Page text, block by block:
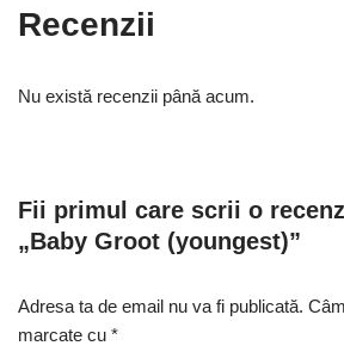
Recenzii
Nu există recenzii până acum.
Fii primul care scrii o
„Baby Groot (youngest)”
Adresa ta de email nu va fi publicată.
marcate cu *